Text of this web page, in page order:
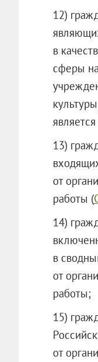
12)
в
сферы
13)
от
работы (
14)
в
от
работы;
15)
от